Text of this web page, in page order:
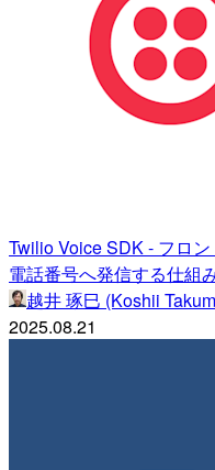
Twilio Voice SDK - フロ
電話番号へ発信する仕組
越井 琢巳 (Koshii
2025.08.21